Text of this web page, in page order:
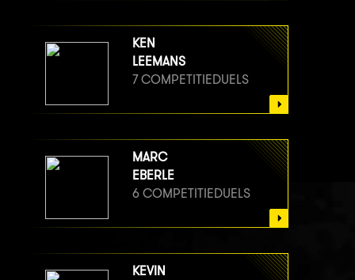
KEN
LEEMANS
7 COMPETITIEDUELS
MARC
EBERLE
6 COMPETITIEDUELS
KEVIN